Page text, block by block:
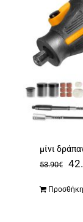
μίνι
53.90€